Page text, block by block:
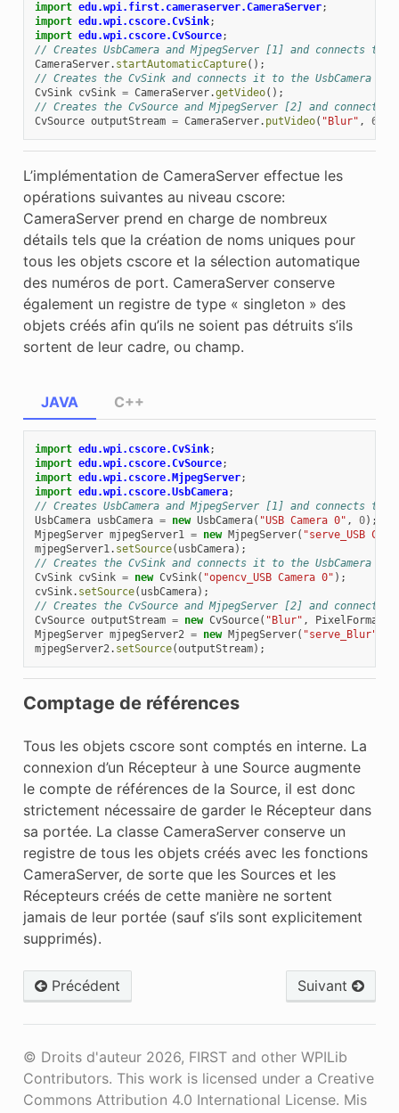
import edu.wpi.first.cameraserver.CameraServer;
import edu.wpi.cscore.CvSink;
import edu.wpi.cscore.CvSource;
// Creates UsbCamera and MjpegServer [1] and connects them
CameraServer. startAutomaticCapture();
// Creates the CvSink and connects it to the UsbCamera
CvSink cvSink = CameraServer.getVideo();
// Creates the CvSource and MjpegServer [2] and connects
CvSource outputStream = CameraServer. putVideo( "Blur" , 640
L’implémentation de CameraServer effectue les
opérations suivantes au niveau cscore:
CameraServer prend en charge de nombreux
détails tels que la création de noms uniques pour
tous les objets cscore et la sélection automatique
des numéros de port. CameraServer conserve
également un registre de type « singleton » des
objets créés afin qu’ils ne soient pas détruits s’ils
sortent de leur cadre, ou champ.
JAVA
import edu.wpi.cscore.CvSink;
import edu.wpi.cscore.CvSource;
import edu.wpi.cscore.MjpegServer;
import edu.wpi.cscore.UsbCamera;
// Creates UsbCamera and MjpegServer [1] and connects them
UsbCamera usbCamera = new UsbCamera( "USB Camera 0" , 0);
MjpegServer mjpegServer1 = new MjpegServer( "serve_USB
mjpegServer1. setSource( usbCamera);
// Creates the CvSink and connects it to the UsbCamera
CvSink cvSink = new CvSink( "opencv_USB Camera 0" );
cvSink. setSource( usbCamera);
// Creates the CvSource and MjpegServer [2] and connects
CvSource outputStream = new CvSource( "Blur" , PixelFormat
MjpegServer mjpegServer2 = new MjpegServer( "serve_Blur"
mjpegServer2. setSource(outputStream);
C++
Comptage de références
Tous les objets cscore sont comptés en interne. La
connexion d’un Récepteur à une Source augmente
le compte de références de la Source, il est donc
strictement nécessaire de garder le Récepteur dans
sa portée. La classe CameraServer conserve un
registre de tous les objets créés avec les fonctions
CameraServer, de sorte que les Sources et les
Récepteurs créés de cette manière ne sortent
jamais de leur portée (sauf s’ils sont explicitement
supprimés).
Précédent Suivant
© Droits d'auteur 2026, FIRST and other WPILib
Contributors. This work is licensed under a Creative
Commons Attribution 4.0 International License. Mis